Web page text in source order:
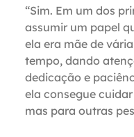
“Sim. Em um dos
assumir um papel
ela era mãe de
tempo, dando
dedicação e
ela consegue
mas para outras